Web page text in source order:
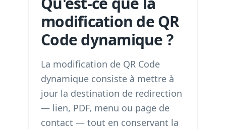
modification de QR
Code dynamique ?
La modification de QR Code
dynamique consiste à mettre à
jour la destination de redirection
— lien, PDF, menu ou page de
contact — tout en conservant la